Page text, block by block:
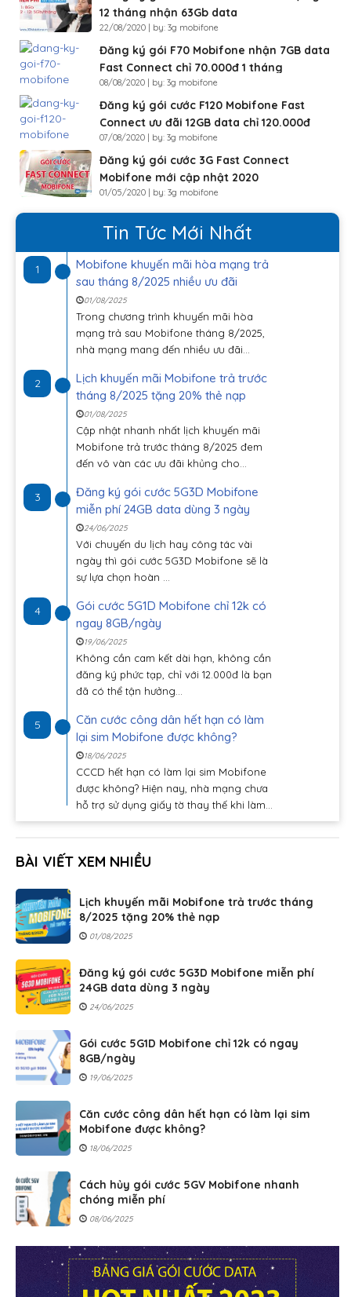
12 tháng nhận 63Gb data
22/08/2020 | by: 3g mobifone
Đăng ký gói F70 Mobifone nhận 7GB data
Fast Connect chỉ 70.000đ 1 tháng
08/08/2020 | by: 3g mobifone
Đăng ký gói cước F120 Mobifone Fast
Connect ưu đãi 12GB data chỉ 120.000đ
07/08/2020 | by: 3g mobifone
Đăng ký gói cước 3G Fast Connect
Mobifone mới cập nhật 2020
01/05/2020 | by: 3g mobifone
Tin Tức Mới Nhất
1
Mobifone khuyến mãi hòa mạng trả
sau tháng 8/2025 nhiều ưu đãi
01/08/2025
Trong chương trình khuyến mãi hòa
mạng trả sau Mobifone tháng 8/2025,
nhà mạng mang đến nhiều ưu đãi...
2
Lịch khuyến mãi Mobifone trả trước
tháng 8/2025 tặng 20% thẻ nạp
01/08/2025
Cập nhật nhanh nhất lịch khuyến mãi
Mobifone trả trước tháng 8/2025 đem
đến vô vàn các ưu đãi khủng cho...
3
Đăng ký gói cước 5G3D Mobifone
miễn phí 24GB data dùng 3 ngày
24/06/2025
Với chuyến du lịch hay công tác vài
ngày thì gói cước 5G3D Mobifone sẽ là
sự lựa chọn hoàn ...
4
Gói cước 5G1D Mobifone chỉ 12k có
ngay 8GB/ngày
19/06/2025
Không cần cam kết dài hạn, không cần
đăng ký phức tạp, chỉ với 12.000đ là bạn
đã có thể tận hưởng...
5
Căn cước công dân hết hạn có làm
lại sim Mobifone được không?
18/06/2025
CCCD hết hạn có làm lại sim Mobifone
được không? Hiện nay, nhà mạng chưa
hỗ trợ sử dụng giấy tờ thay thế khi làm...
BÀI VIẾT XEM NHIỀU
Lịch khuyến mãi Mobifone trả trước tháng
8/2025 tặng 20% thẻ nạp
01/08/2025
Đăng ký gói cước 5G3D Mobifone miễn phí
24GB data dùng 3 ngày
24/06/2025
Gói cước 5G1D Mobifone chỉ 12k có ngay
8GB/ngày
19/06/2025
Căn cước công dân hết hạn có làm lại sim
Mobifone được không?
18/06/2025
Cách hủy gói cước 5GV Mobifone nhanh
chóng miễn phí
08/06/2025